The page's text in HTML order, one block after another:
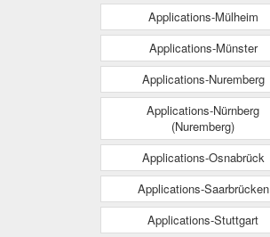
Applications-Mülheim
Applications-Münster
Applications-Nuremberg
Applications-Nürnberg
(Nuremberg)
Applications-Osnabrück
Applications-Saarbrücken
Applications-Stuttgart